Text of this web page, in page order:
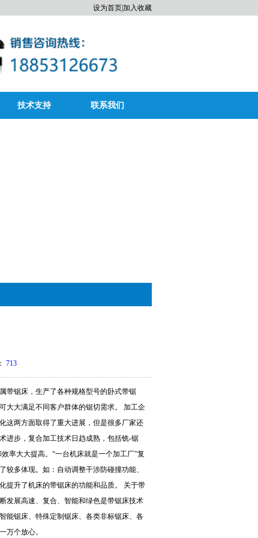
设为首页|加入收藏
技术支持 联系我们
713
带锯床，生产了各种规格型号的卧式带锯
大大满足不同客户群体的锯切需求。 加工企
这两方面取得了重大进展，但是很多厂家还
进步，复合加工技术日趋成熟，包括铣-锯
率大大提高。“一台机床就是一个加工厂”复
多体现。如：自动调整干涉防碰撞功能、
提升了机床的带锯床的功能和品质。 关于带
发展高速、复合、智能和绿色是带锯床技术
能锯床、特殊定制锯床、各类非标锯床、各
万个放心。